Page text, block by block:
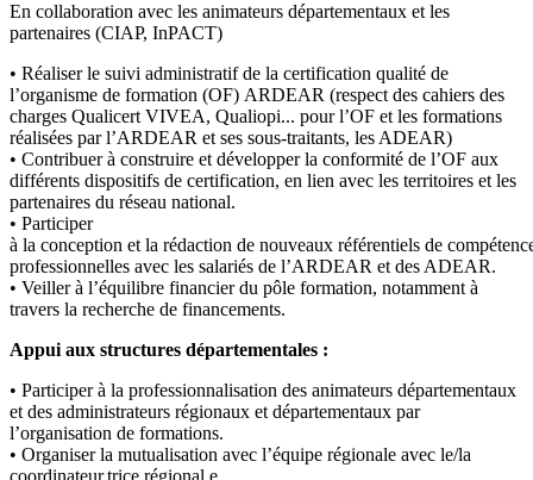
En collaboration avec les animateurs départementaux et les
partenaires (CIAP, InPACT)
• Réaliser le suivi administratif de la certification qualité de
l’organisme de formation (OF) ARDEAR (respect des cahiers des
charges Qualicert VIVEA, Qualiopi... pour l’OF et les formations
réalisées par l’ARDEAR et ses sous-traitants, les ADEAR)
• Contribuer à construire et développer la conformité de l’OF aux
différents dispositifs de certification, en lien avec les territoires et les
partenaires du réseau national.
• Participer
à la conception et la rédaction de nouveaux référentiels de
professionnelles avec les salariés de l’ARDEAR et des ADEAR.
• Veiller à l’équilibre financier du pôle formation, notamment à
travers la recherche de financements.
Appui aux structures départementales :
• Participer à la professionnalisation des animateurs départementaux
et des administrateurs régionaux et départementaux par
l’organisation de formations.
• Organiser la mutualisation avec l’équipe régionale avec le/la
coordinateur.trice régional.e.